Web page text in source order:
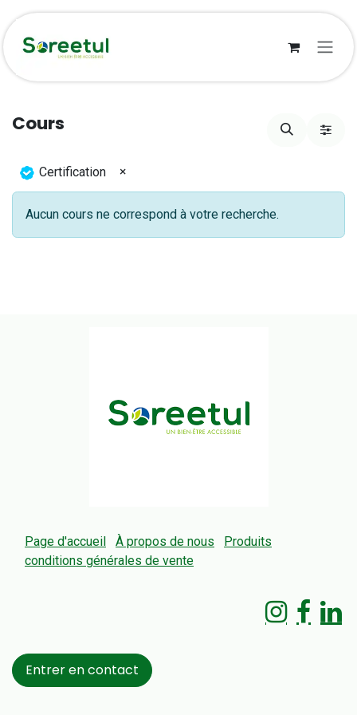
Se rendre au contenu
Cours
Certification ×
Aucun cours ne correspond à votre recherche.
Page d'accueil À propos de nous
Produits
conditions générales de vente
Entrer en contact